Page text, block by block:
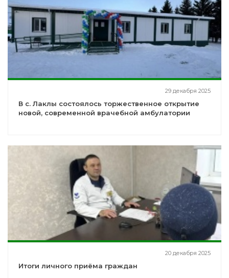
29 декабря 2025
В с. Лаклы состоялось торжественное открытие
новой, современной врачебной амбулатории
20 декабря 2025
Итоги личного приёма граждан